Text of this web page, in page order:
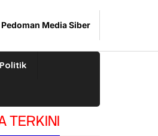
Pedoman Media Siber
Politik
TERKINI